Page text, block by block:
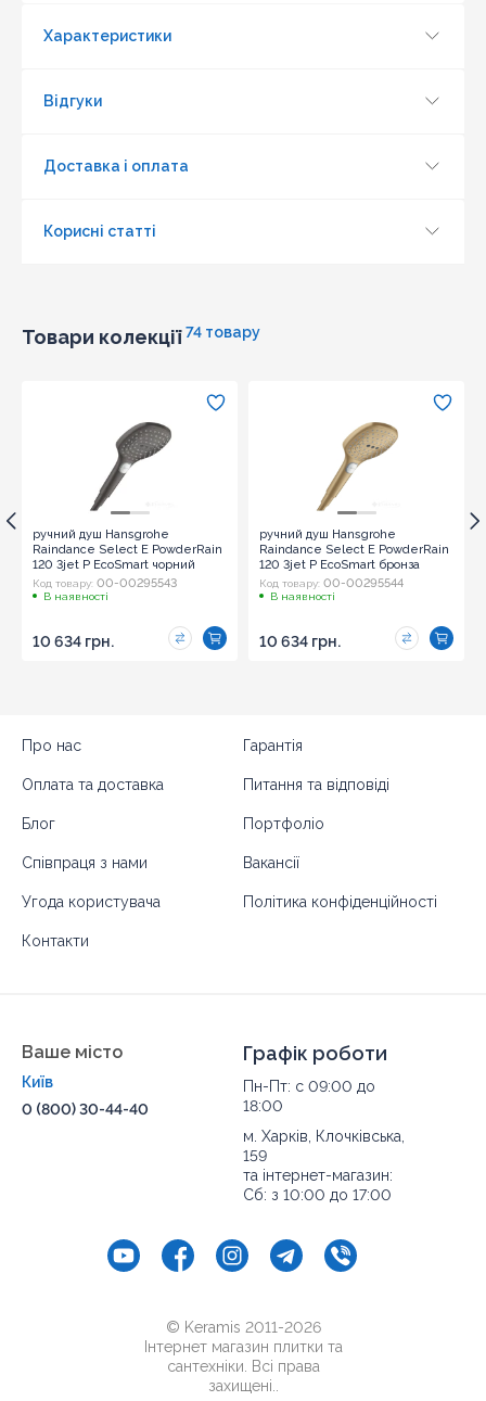
Характеристики
Відгуки
Доставка і оплата
Корисні статті
Товари колекції 74 товару
ручний душ Hansgrohe
Raindance Select E PowderRain
120 3jet P EcoSmart чорний
хром (28728340)
Код товару: 00-00295543
В наявності
10 634 грн.
ручний душ Hansgrohe
Raindance Select E PowderRain
120 3jet P EcoSmart бронза
(28728140)
Код товару: 00-00295544
В наявності
10 634 грн.
Про нас Гарантія
Оплата та доставка Питання та відповіді
Блог Портфоліо
Співпраця з нами Вакансії
Угода користувача Політика конфіденційності
Контакти
Ваше місто
Київ
0 (800) 30-44-40
Графік роботи
Пн-Пт: с 09:00 до
18:00
м. Харків, Клочківська,
159
та інтернет-магазин:
Сб: з 10:00 до 17:00
© Keramis 2011-2026
Інтернет магазин плитки та
сантехніки. Всі права
захищені..